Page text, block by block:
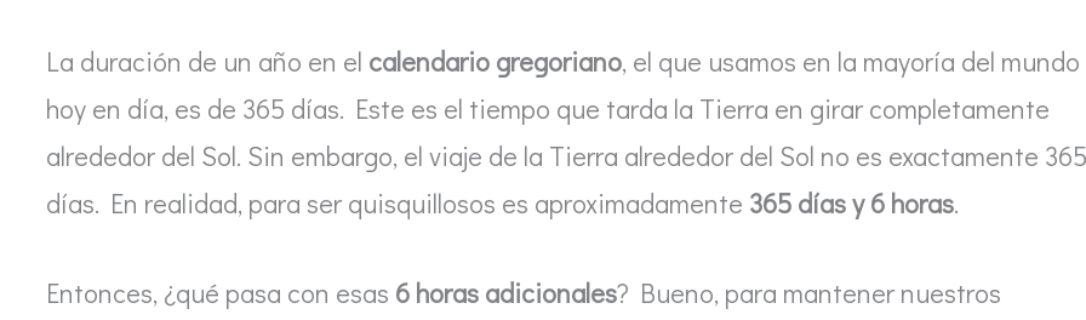
La duración de un año en el calendario gregoriano, el que usamos en la mayoría del mundo
hoy en día, es de 365 días. Este es el tiempo que tarda la Tierra en girar completamente
alrededor del Sol. Sin embargo, el viaje de la Tierra alrededor del Sol no es exactamente 365
días. En realidad, para ser quisquillosos es aproximadamente 365 días y 6 horas.
Entonces, ¿qué pasa con esas 6 horas adicionales? Bueno, para mantener nuestros